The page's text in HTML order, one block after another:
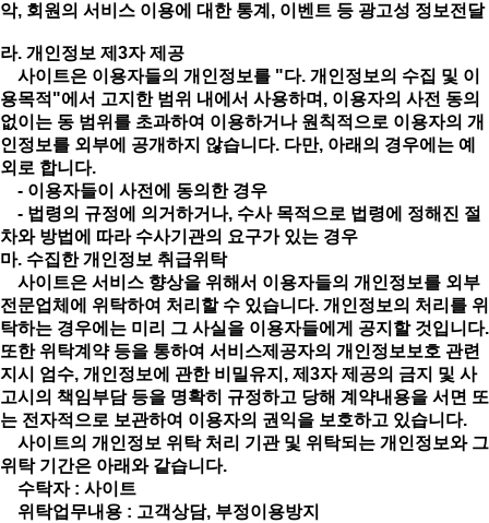
악, 회원의 서비스 이용에 대한 통계, 이벤트 등 광고성 정보전달
라. 개인정보 제3자 제공
사이트은 이용자들의 개인정보를 "다. 개인정보의 수집 및 이
용목적"에서 고지한 범위 내에서 사용하며, 이용자의 사전 동의
없이는 동 범위를 초과하여 이용하거나 원칙적으로 이용자의 개
인정보를 외부에 공개하지 않습니다. 다만, 아래의 경우에는 예
외로 합니다.
- 이용자들이 사전에 동의한 경우
- 법령의 규정에 의거하거나, 수사 목적으로 법령에 정해진 절
차와 방법에 따라 수사기관의 요구가 있는 경우
마. 수집한 개인정보 취급위탁
사이트은 서비스 향상을 위해서 이용자들의 개인정보를 외부
전문업체에 위탁하여 처리할 수 있습니다. 개인정보의 처리를 위
탁하는 경우에는 미리 그 사실을 이용자들에게 공지할 것입니다.
또한 위탁계약 등을 통하여 서비스제공자의 개인정보보호 관련
지시 엄수, 개인정보에 관한 비밀유지, 제3자 제공의 금지 및 사
고시의 책임부담 등을 명확히 규정하고 당해 계약내용을 서면 또
는 전자적으로 보관하여 이용자의 권익을 보호하고 있습니다.
사이트의 개인정보 위탁 처리 기관 및 위탁되는 개인정보와 그
위탁 기간은 아래와 같습니다.
수탁자 : 사이트
위탁업무내용 : 고객상담, 부정이용방지